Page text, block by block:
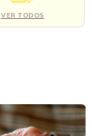
VER TODOS